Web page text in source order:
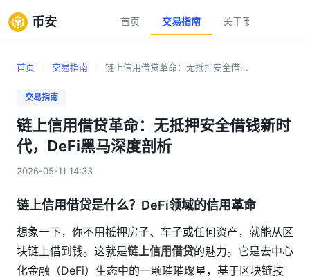
币安 首页 交易指南 关于币安
首页 交易指南 链上信用借贷革命：无抵押安全借...
交易指南
链上信用借贷革命：无抵押安全借钱新时
代，DeFi黑马深度剖析
2026-05-11 14:33
链上信用借贷是什么？DeFi领域的信用革命
想象一下，你不用抵押房子、车子或任何资产，就能从区
块链上借到钱。这就是链上信用借贷的魅力。它是去中心
化金融（DeFi）生态中的一颗璀璀璨星，基于区块链技